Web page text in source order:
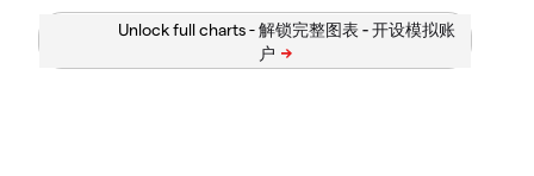
Unlock full charts -